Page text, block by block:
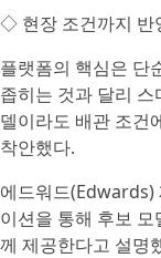
◇ 현장 조건까지 반
플랫폼의 핵심은 단
좁히는 것과 달리
델이라도 배관 조건
착안했다.
에드워드(Edwards)
이션을 통해 후보
께 제공한다고 설명